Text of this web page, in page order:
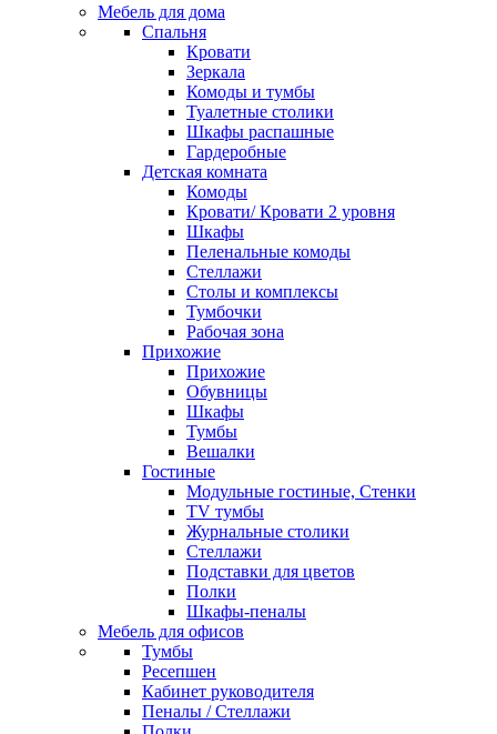
Мебель для дома
Спальня
Кровати
Зеркала
Комоды и тумбы
Туалетные столики
Шкафы распашные
Гардеробные
Детская комната
Комоды
Кровати/ Кровати 2 уровня
Шкафы
Пеленальные комоды
Стеллажи
Столы и комплексы
Тумбочки
Рабочая зона
Прихожие
Прихожие
Обувницы
Шкафы
Тумбы
Вешалки
Гостиные
Модульные гостиные, Стенки
TV тумбы
Журнальные столики
Стеллажи
Подставки для цветов
Полки
Шкафы-пеналы
Мебель для офисов
Тумбы
Ресепшен
Кабинет руководителя
Пеналы / Стеллажи